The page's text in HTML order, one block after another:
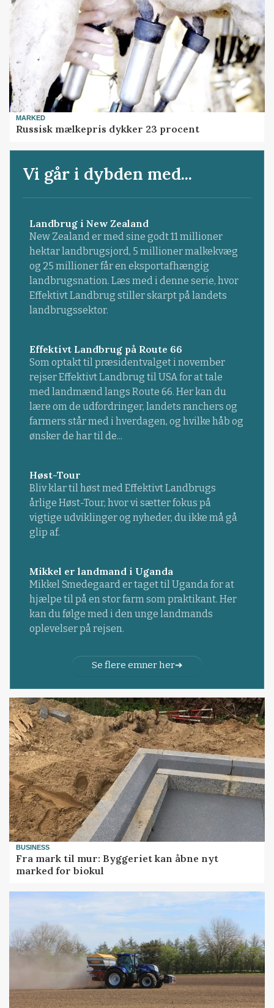
MARKED
Russisk mælkepris dykker 23 procent
Vi går i dybden med...
Landbrug i New Zealand
New Zealand er med sine godt 11 millioner
hektar landbrugsjord, 5 millioner malkekvæg
og 25 millioner får en eksportafhængig
landbrugsnation. Læs med i denne serie, hvor
Effektivt Landbrug stiller skarpt på landets
landbrugssektor.
Effektivt Landbrug på Route 66
Som optakt til præsidentvalget i november
rejser Effektivt Landbrug til USA for at tale
med landmænd langs Route 66. Her kan du
lære om de udfordringer, landets ranchers og
farmers står med i hverdagen, og hvilke håb og
ønsker de har til de...
Høst-Tour
Bliv klar til høst med Effektivt Landbrugs
årlige Høst-Tour, hvor vi sætter fokus på
vigtige udviklinger og nyheder, du ikke må gå
glip af.
Mikkel er landmand i Uganda
Mikkel Smedegaard er taget til Uganda for at
hjælpe til på en stor farm som praktikant. Her
kan du følge med i den unge landmands
oplevelser på rejsen.
Se flere emner her
BUSINESS
Fra mark til mur: Byggeriet kan åbne nyt
marked for biokul